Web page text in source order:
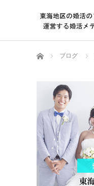
ホーム ブログ